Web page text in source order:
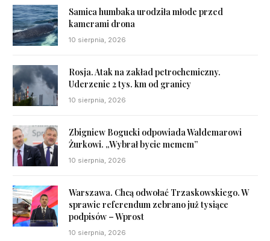
Samica humbaka urodziła młode przed
kamerami drona
10 sierpnia, 2026
Rosja. Atak na zakład petrochemiczny.
Uderzenie 2 tys. km od granicy
10 sierpnia, 2026
Zbigniew Bogucki odpowiada Waldemarowi
Żurkowi. „Wybrał bycie memem”
10 sierpnia, 2026
Warszawa. Chcą odwołać Trzaskowskiego. W
sprawie referendum zebrano już tysiące
podpisów – Wprost
10 sierpnia, 2026